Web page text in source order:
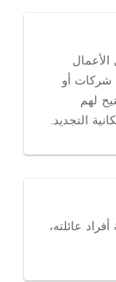
شركات أو
لهم
عائلته،